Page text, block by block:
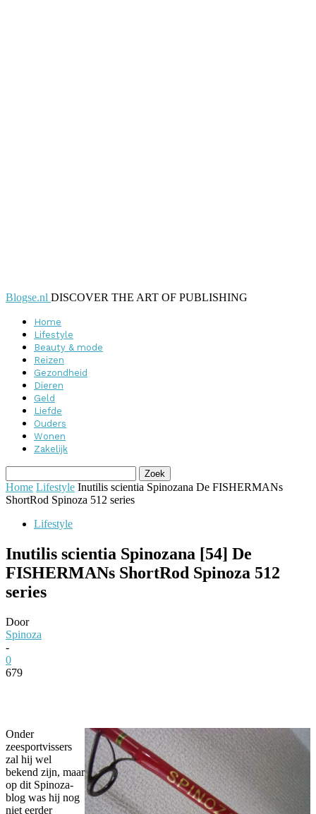
Blogse.nl DISCOVER THE ART OF PUBLISHING
Home
Lifestyle
Beauty & mode
Reizen
Gezondheid
Dieren
Geld
Liefde
Ouders
Wonen
Zakelijk
Home Lifestyle Inutilis scientia Spinozana De FISHERMANs
ShortRod Spinoza 512 series
Lifestyle
Inutilis scientia Spinozana [54] De
FISHERMANs ShortRod Spinoza 512
series
Door
Spinoza
-
0
679
Onder
zeesportvissers
zal hij wel
bekend zijn, maar
op dit Spinoza-
blog was hij nog
niet eerder